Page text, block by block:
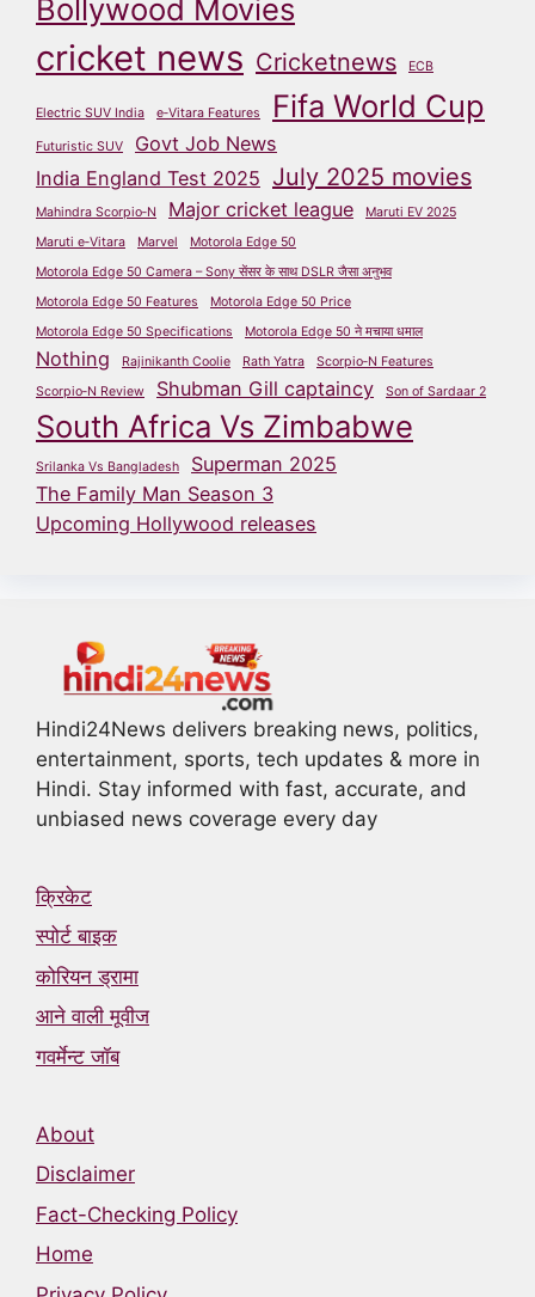
Bollywood Movies
cricket news Cricketnews ECB
Electric SUV India e‑Vitara Features Fifa World Cup
Futuristic SUV
Govt Job News
India England Test 2025 July 2025 movies
Mahindra Scorpio‑N Major cricket league
Maruti EV 2025
Maruti e‑Vitara
Marvel
Motorola Edge 50
Motorola Edge 50 Camera – Sony सेंसर के साथ DSLR जैसा अनुभव
Motorola Edge 50 Features
Motorola Edge 50 Price
Motorola Edge 50 Specifications
Motorola Edge 50 ने मचाया धमाल
Nothing Rajinikanth Coolie Rath Yatra
Scorpio‑N Features
Scorpio‑N Review
Shubman Gill captaincy Son of Sardaar 2
South Africa Vs Zimbabwe
Srilanka Vs Bangladesh
Superman 2025
The Family Man Season 3
Upcoming Hollywood releases
Hindi24News delivers breaking news, politics,
entertainment, sports, tech updates & more in
Hindi. Stay informed with fast, accurate, and
unbiased news coverage every day
क्रिकेट
स्पोर्ट बाइक
कोरियन ड्रामा
आने वाली मूवीज
गवर्मेन्ट जॉब
About
Disclaimer
Fact-Checking Policy
Home